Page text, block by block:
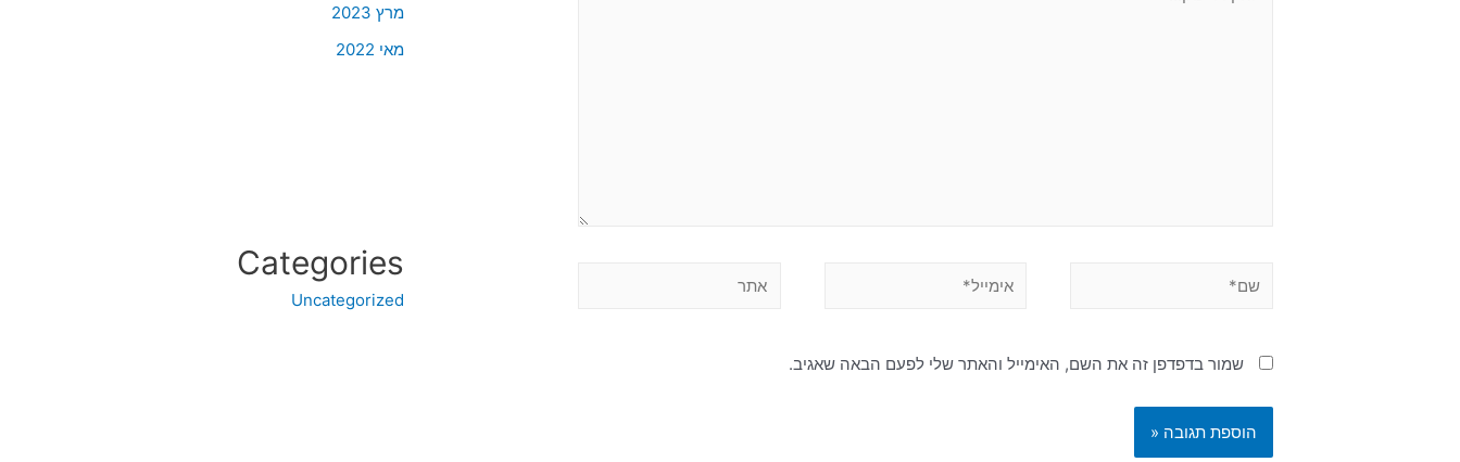
שמור בדפדפן זה את השם, האימייל והאתר שלי לפעם הבאה שאגיב.
מרץ 2023
מאי 2022
Categories
Uncategorized